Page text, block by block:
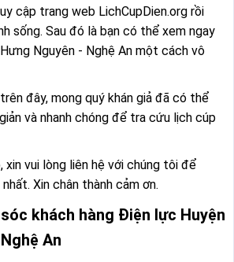
cập trang web LichCupDien.org rồi
sống. Sau đó là bạn có thể xem ngay
Nguyên - Nghệ An một cách vô
đây, mong quý khán giả đã có thể
và nhanh chóng để tra cứu lịch cúp
xin vui lòng liên hệ với chúng tôi để
Xin chân thành cảm ơn.
khách hàng Điện lực Huyện
An